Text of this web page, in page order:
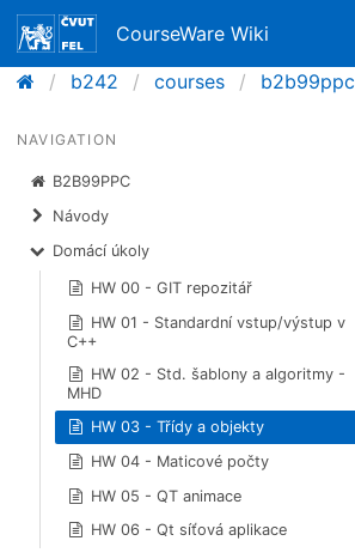
CourseWare Wiki
b242
courses b2b99ppc
NAVIGATION
B2B99PPC
Návody
Domácí úkoly
HW 00 - GIT repozitář
HW 01 - Standardní vstup/výstup v
C++
HW 02 - Std. šablony a algoritmy -
MHD
HW 03 - Třídy a objekty
HW 04 - Maticové počty
HW 05 - QT animace
HW 06 - Qt síťová aplikace